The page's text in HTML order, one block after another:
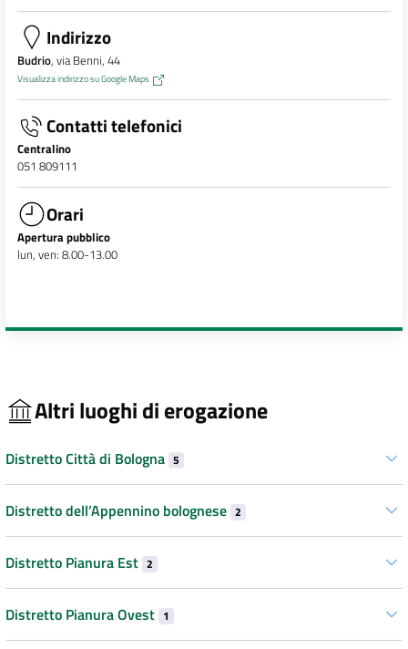
Indirizzo
Budrio, via Benni, 44
Visualizza indirizzo su Google Maps
Contatti telefonici
Centralino
051 809111
Orari
Apertura pubblico
lun, ven: 8.00-13.00
Altri luoghi di erogazione
Distretto Città di Bologna 5
Distretto dell’Appennino bolognese 2
Distretto Pianura Est 2
Distretto Pianura Ovest 1